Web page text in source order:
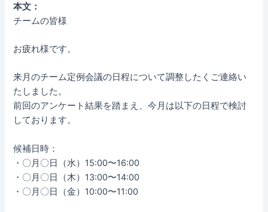
本文：
チームの皆様
お疲れ様です。
来月のチーム定例会議の日程について調整したくご連絡い
たしました。
前回のアンケート結果を踏まえ、今月は以下の日程で検討
しております。
候補日時：
・〇月〇日（水）15:00〜16:00
・〇月〇日（木）13:00〜14:00
・〇月〇日（金）10:00〜11:00